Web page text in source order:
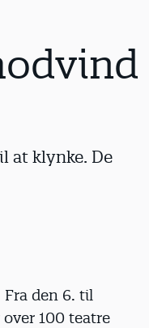
at klynke. De
den 6. til
100 teatre